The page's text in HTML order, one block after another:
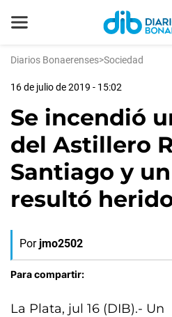
Diarios Bonaerenses>Sociedad
16 de julio de 2019 - 15:02
Se incendió
del Astillero
Santiago y
resultó
Por jmo2502
Para compartir:
La Plata, jul 16 (DIB).- Un